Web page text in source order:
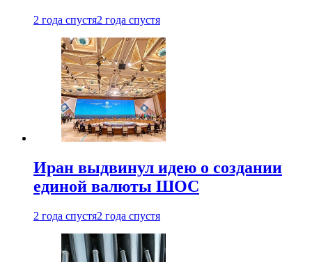
2 года спустя2 года спустя
Иран выдвинул идею о создании
единой валюты ШОС
2 года спустя2 года спустя